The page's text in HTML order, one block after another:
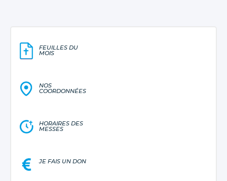
FEUILLES DU
MOIS
NOS
COORDONNÉES
HORAIRES DES
MESSES
JE FAIS UN DON